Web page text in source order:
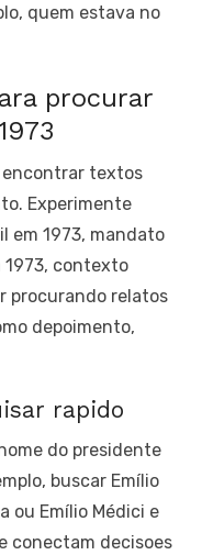
quem estava no
procurar
encontrar textos
Experimente
em 1973, mandato
1973, contexto
procurando relatos
depoimento,
rapido
do presidente
buscar Emílio
ou Emílio Médici e
conectam decisoes